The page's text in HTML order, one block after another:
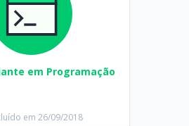
em Programação
em 26/09/2018